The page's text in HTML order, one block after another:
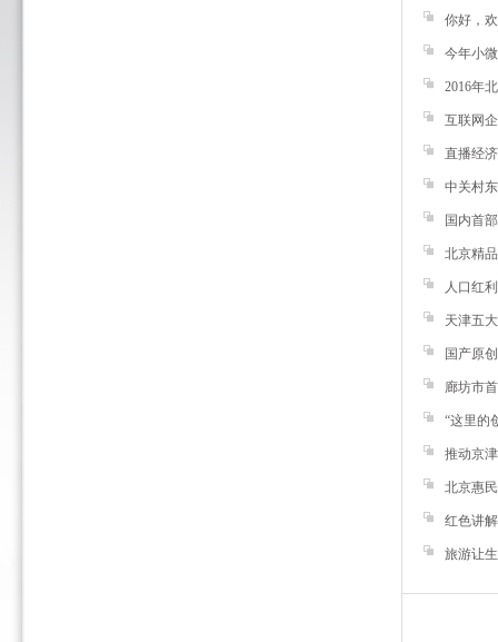
你好，
今年小
2016年
互联网
直播经
中关村
国内首
北京精
人口红
天津五
国产原
廊坊市
“这里的
推动京
北京惠
红色讲
旅游让